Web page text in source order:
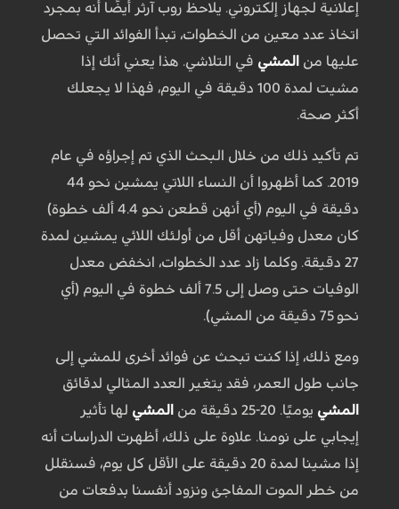
إعلانية لجهاز إلكتروني. يلاحظ روب آرثر أيضًا أنه بمجرد
اتخاذ عدد معين من الخطوات، تبدأ الفوائد التي تحصل
عليها من المشي في التلاشي. هذا يعني أنك إذا
مشيت لمدة 100 دقيقة في اليوم، فهذا لا يجعلك
أكثر صحة.
تم تأكيد ذلك من خلال البحث الذي تم إجراؤه في عام
2019. كما أظهروا أن النساء اللاتي يمشين نحو 44
دقيقة في اليوم (أي أنهن قطعن نحو 4.4 ألف خطوة)
كان معدل وفياتهن أقل من أولئك اللائي يمشين لمدة
27 دقيقة. وكلما زاد عدد الخطوات، انخفض معدل
الوفيات حتى وصل إلى 7.5 ألف خطوة في اليوم (أي
نحو 75 دقيقة من المشي).
ومع ذلك، إذا كنت تبحث عن فوائد أخرى للمشي إلى
جانب طول العمر، فقد يتغير العدد المثالي لدقائق
المشي يوميًا. 20-25 دقيقة من المشي لها تأثير
إيجابي على نومنا. علاوة على ذلك، أظهرت الدراسات أنه
إذا مشينا لمدة 20 دقيقة على الأقل كل يوم، فسنقلل
من خطر الموت المفاجئ ونزود أنفسنا بدفعات من